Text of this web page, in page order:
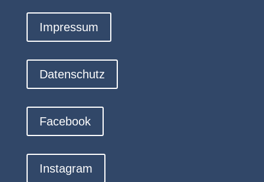
Impressum
Datenschutz
Facebook
Instagram